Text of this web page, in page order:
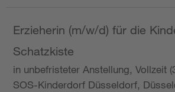
Erzieherin (m/w/d) für die
Schatzkiste
in unbefristeter Anstellung, Vollzeit
SOS-Kinderdorf Düsseldorf,